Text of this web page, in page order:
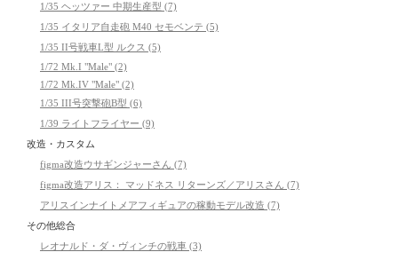
1/35 ヘッツァー 中期生産型 (7)
1/35 イタリア自走砲 M40 セモベンテ (5)
1/35 II号戦車L型 ルクス (5)
1/72 Mk.I "Male" (2)
1/72 Mk.IV "Male" (2)
1/35 III号突撃砲B型 (6)
1/39 ライトフライヤー (9)
改造・カスタム
figma改造ウサギンジャーさん (7)
figma改造アリス： マッドネス リターンズ／アリスさん (7)
アリスインナイトメアフィギュアの稼動モデル改造 (7)
その他総合
レオナルド・ダ・ヴィンチの戦車 (3)